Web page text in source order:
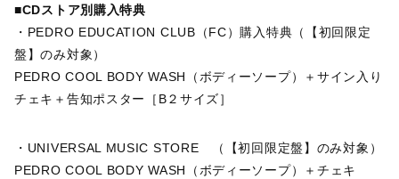
■CDストア別購入特典
・PEDRO EDUCATION CLUB（FC）購入特典（【初回限定
盤】のみ対象）
PEDRO COOL BODY WASH（ボディーソープ）＋サイン入り
チェキ＋告知ポスター［B２サイズ］
・UNIVERSAL MUSIC STORE （【初回限定盤】のみ対象）
PEDRO COOL BODY WASH（ボディーソープ）＋チェキ